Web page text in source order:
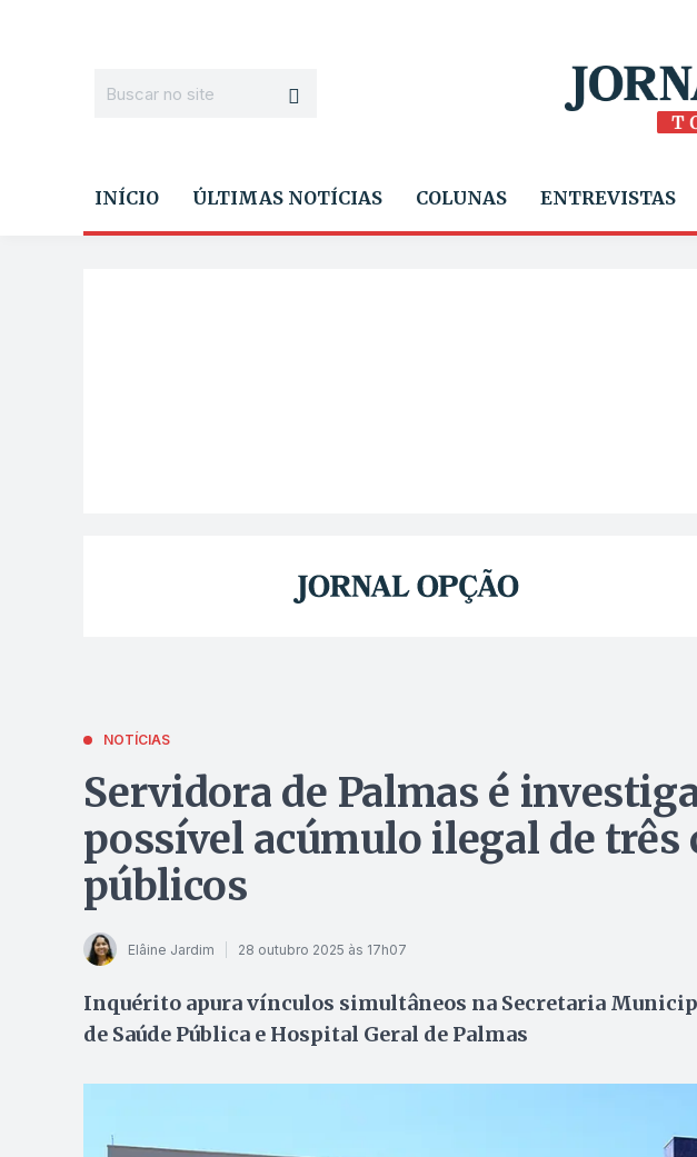
INÍCIO ÚLTIMAS NOTÍCIAS COLUNAS ENTREVISTAS
NOTÍCIAS
Servidora de Palmas é
possível acúmulo ilegal de três
públicos
Elâine Jardim 28 outubro 2025 às 17h07
Inquérito apura vínculos simultâneos na Secretaria
de Saúde Pública e Hospital Geral de Palmas